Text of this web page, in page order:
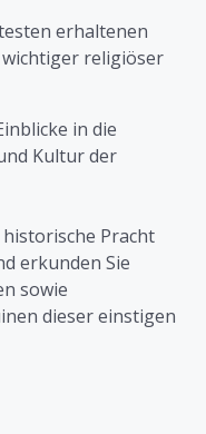
erhaltenen
religiöser
in die
Kultur der
Pracht
erkunden Sie
sowie
dieser einstigen